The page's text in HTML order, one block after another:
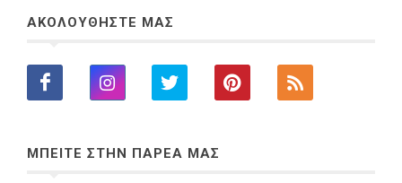
ΑΚΟΛΟΥΘΗΣΤΕ ΜΑΣ
ΜΠΕΙΤΕ ΣΤΗΝ ΠΑΡΕΑ ΜΑΣ